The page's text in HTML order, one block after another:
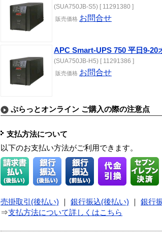
(SUA750JB-S5) [ 11291380 ]
販売価格 お問合せ
APC Smart-UPS 750 平日9-20
(SUA750JB-H5) [ 11291386 ]
販売価格 お問合せ
ぷらっとオンライン ご購入の際の注意点
支払方法について
以下のお支払い方法がご利用できます。
売掛取引(後払い) 銀行振込(後払い) 銀行
⇒支払方法について詳しくはこちら